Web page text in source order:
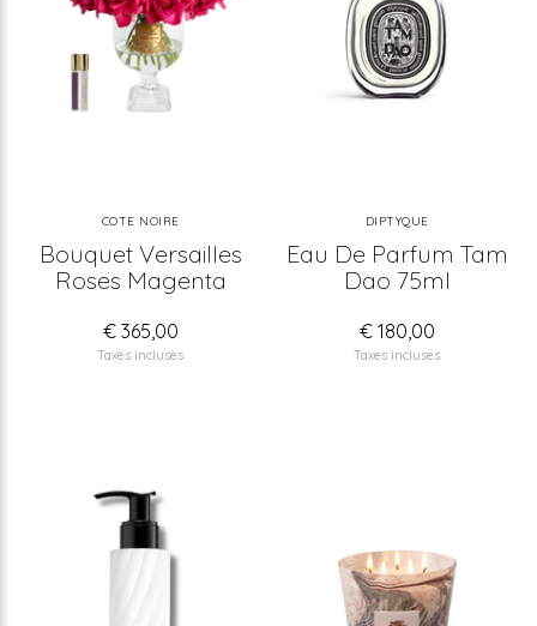
COTE NOIRE
Bouquet Versailles
Roses Magenta
€ 365,00
Taxes incluses
DIPTYQUE
Eau De Parfum Tam
Dao 75ml
€ 180,00
Taxes incluses